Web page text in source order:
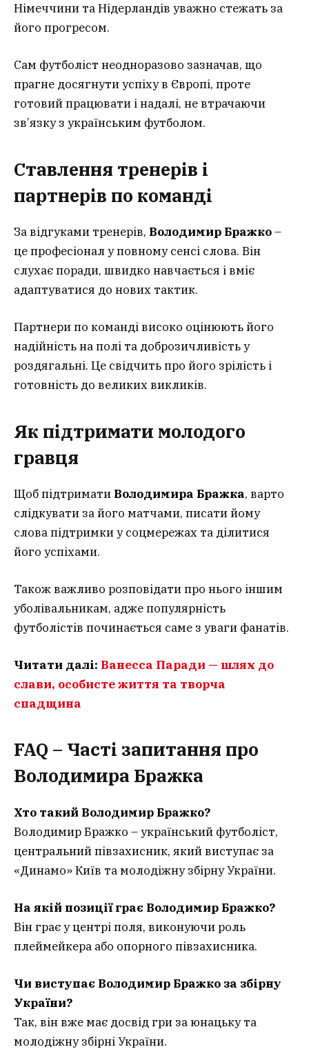
Німеччини та Нідерландів уважно стежать за
його прогресом.
Сам футболіст неодноразово зазначав, що
прагне досягнути успіху в Європі, проте
готовий працювати і надалі, не втрачаючи
зв’язку з українським футболом.
Ставлення тренерів і
партнерів по команді
За відгуками тренерів, Володимир Бражко–
це професіонал у повному сенсі слова. Він
слухає поради, швидко навчається і вміє
адаптуватися до нових тактик.
Партнери по команді високо оцінюють його
надійність на полі та доброзичливість у
роздягальні. Це свідчить про його зрілість і
готовність до великих викликів.
Як підтримати молодого
гравця
Щоб підтримати Володимира Бражка, варто
слідкувати за його матчами, писати йому
слова підтримки у соцмережах та ділитися
його успіхами.
Також важливо розповідати про нього іншим
уболівальникам, адже популярність
футболістів починається саме з уваги фанатів.
Читати далі: Ванесса Паради — шлях до
слави, особисте життя та творча
спадщина
FAQ – Часті запитання про
Володимира Бражка
Хто такий Володимир Бражко?
Володимир Бражко – український футболіст,
центральний півзахисник, який виступає за
«Динамо» Київ та молодіжну збірну України.
На якій позиції грає Володимир Бражко?
Він грає у центрі поля, виконуючи роль
плеймейкера або опорного півзахисника.
Чи виступає Володимир Бражко за збірну
України?
Так, він вже має досвід гри за юнацьку та
молодіжну збірні України.